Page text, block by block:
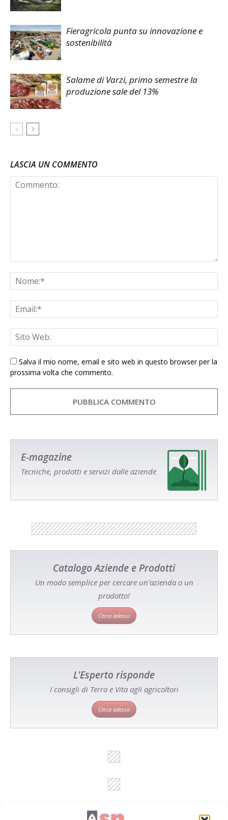
Fieragricola punta su innovazione e
sostenibilità
Salame di Varzi, primo semestre la
produzione sale del 13%
LASCIA UN COMMENTO
Salva il mio nome, email e sito web in questo browser per la
prossima volta che commento.
E-magazine
Tecniche, prodotti e servizi dalle aziende
Catalogo Aziende e Prodotti
Un modo semplice per cercare un'azienda o un
prodotto!
Cerca adesso
L'Esperto risponde
I consigli di Terra e Vita agli agricoltori
Cerca adesso